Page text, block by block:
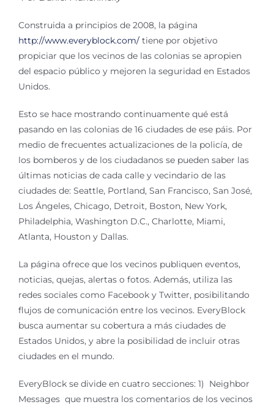
Construida a principios de 2008, la página
http://www.everyblock.com/ tiene por objetivo
propiciar que los vecinos de las colonias se apropien
del espacio público y mejoren la seguridad en Estados
Unidos.
Esto se hace mostrando continuamente qué está
pasando en las colonias de 16 ciudades de ese páis. Por
medio de frecuentes actualizaciones de la policía, de
los bomberos y de los ciudadanos se pueden saber las
últimas noticias de cada calle y vecindario de las
ciudades de: Seattle, Portland, San Francisco, San José,
Los Ángeles, Chicago, Detroit, Boston, New York,
Philadelphia, Washington D.C., Charlotte, Miami,
Atlanta, Houston y Dallas.
La página ofrece que los vecinos publiquen eventos,
noticias, quejas, alertas o fotos. Además, utiliza las
redes sociales como Facebook y Twitter, posibilitando
flujos de comunicación entre los vecinos. EveryBlock
busca aumentar su cobertura a más ciudades de
Estados Unidos, y abre la posibilidad de incluir otras
ciudades en el mundo.
EveryBlock se divide en cuatro secciones: 1) Neighbor
Messages que muestra los comentarios de los vecinos